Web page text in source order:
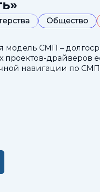
Общество
СМП –
драйверов
навигации по